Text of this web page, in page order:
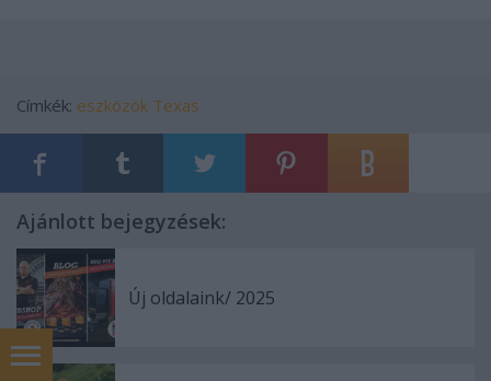
Címkék: eszközök Texas
Ajánlott bejegyzések:
Új oldalaink/ 2025